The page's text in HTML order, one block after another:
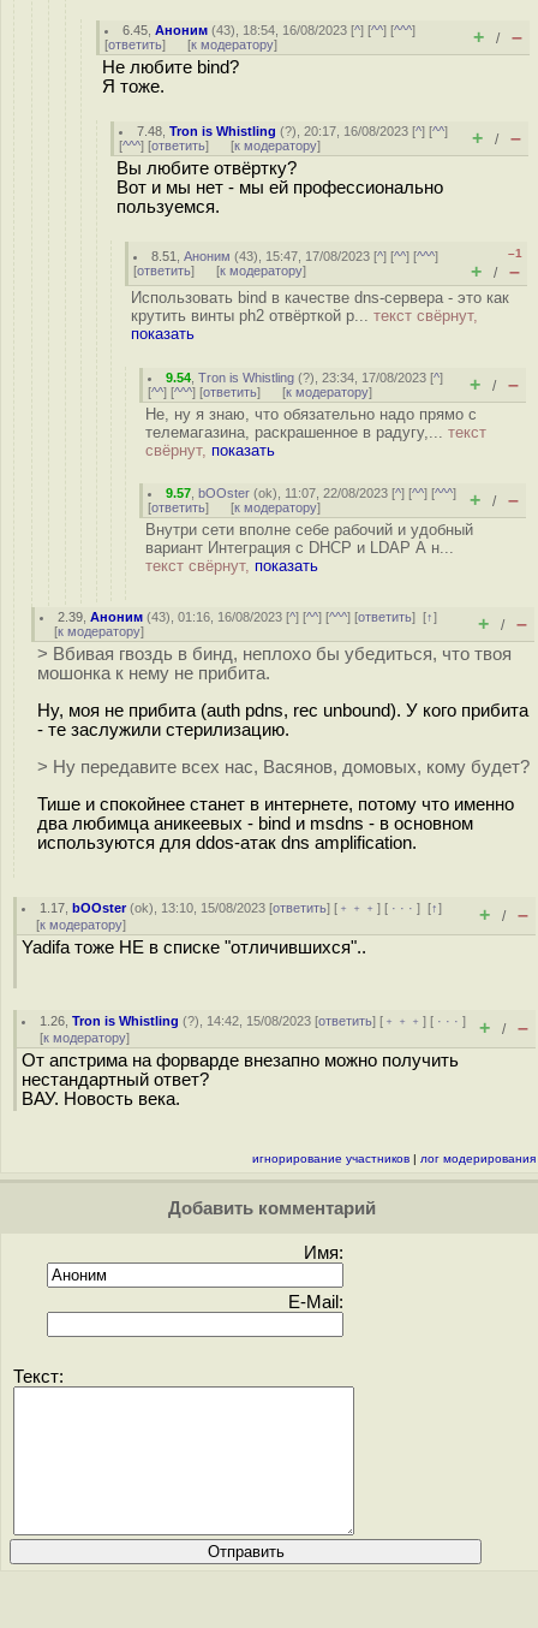
6.45 ,Аноним (43), 18:54, 16/08/2023 [^] [^^] [^^^]
[ответить] [к модератору] + / –
Не любите bind?
Я тоже.
7.48 ,Tron is Whistling (?), 20:17, 16/08/2023 [^] [^^]
[^^^] [ответить] [к модератору] + / –
Вы любите отвёртку?
Вот и мы нет - мы ей профессионально
пользуемся.
8.51 ,Аноним (43), 15:47, 17/08/2023 [^] [^^] [^^^]
[ответить] [к модератору]
–1
+ / –
Использовать bind в качестве dns-сервера - это как
крутить винты ph2 отвёрткой p... текст свёрнут,
показать
9.54 ,Tron is Whistling (?), 23:34, 17/08/2023 [^]
[^^] [^^^] [ответить] [к модератору] + / –
Не, ну я знаю, что обязательно надо прямо с
телемагазина, раскрашенное в радугу,... текст
свёрнут, показать
9.57 ,bOOster (ok), 11:07, 22/08/2023 [^] [^^] [^^^]
[ответить] [к модератору] + / –
Внутри сети вполне себе рабочий и удобный
вариант Интеграция с DHCP и LDAP А н...
текст свёрнут, показать
2.39 ,Аноним (43), 01:16, 16/08/2023 [^] [^^] [^^^] [ответить][↑]
[к модератору] + / –
> Вбивая гвоздь в бинд, неплохо бы убедиться, что твоя
мошонка к нему не прибита.
Ну, моя не прибита (auth pdns, rec unbound). У кого прибита
- те заслужили стерилизацию.
> Ну передавите всех нас, Васянов, домовых, кому будет?
Тише и спокойнее станет в интернете, потому что именно
два любимца аникеевых - bind и msdns - в основном
используются для ddos-атак dns amplification.
1.17 ,bOOster(ok), 13:10, 15/08/2023 [ответить] [ ﹢﹢﹢] [ · · ·][↑]
[к модератору] + / –
Yadifa тоже НЕ в списке "отличившихся"..
1.26 ,Tron is Whistling (?), 14:42, 15/08/2023 [ответить] [ ﹢﹢﹢] [ · · ·]
[к модератору] + / –
От апстрима на форварде внезапно можно получить
нестандартный ответ?
ВАУ. Новость века.
игнорирование участников | лог модерирования
Добавить комментарий
Имя:
E-Mail:
Текст: